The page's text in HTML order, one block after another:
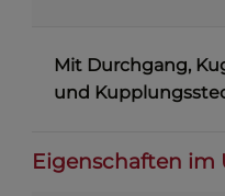
Mit Durchgang,
und
Eigenschaften im